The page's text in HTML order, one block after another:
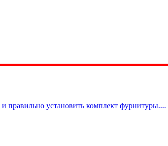
правильно установить комплект фурнитуры....